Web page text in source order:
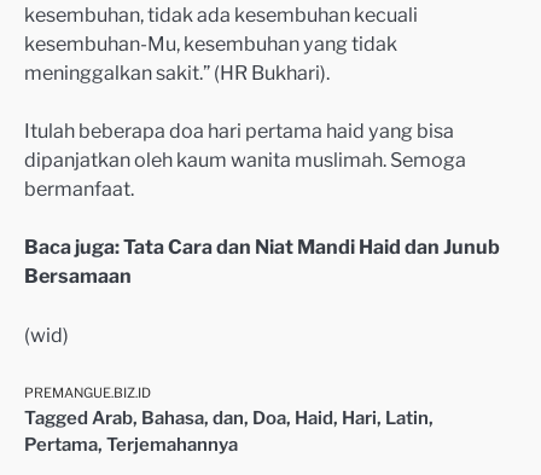
kesembuhan, tidak ada kesembuhan kecuali
kesembuhan-Mu, kesembuhan yang tidak
meninggalkan sakit.” (HR Bukhari).
Itulah beberapa doa hari pertama haid yang bisa
dipanjatkan oleh kaum wanita muslimah. Semoga
bermanfaat.
Baca juga: Tata Cara dan Niat Mandi Haid dan Junub
Bersamaan
(wid)
PREMANGUE.BIZ.ID
Tagged Arab, Bahasa, dan, Doa, Haid, Hari, Latin,
Pertama, Terjemahannya